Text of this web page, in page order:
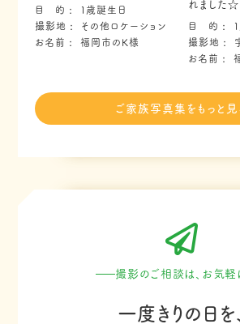
目 的
１歳誕生日
撮影地
その他ロケーション
お名前
福岡市のK様
れました☆
目 的
撮影地
お名前
ご家族写真集をもっと見
撮影のご相談は、お気軽
一度きりの日を、